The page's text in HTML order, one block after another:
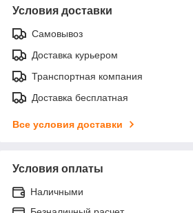
Условия доставки
Самовывоз
Доставка курьером
Транспортная компания
Доставка бесплатная
Все условия доставки
Условия оплаты
Наличными